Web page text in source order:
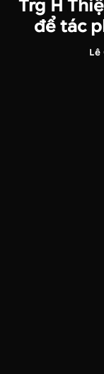
Trg H
để tác
Lê